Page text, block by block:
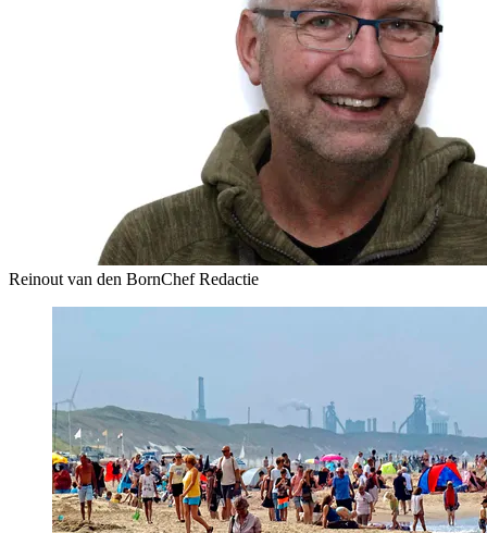
Reinout van den BornChef Redactie